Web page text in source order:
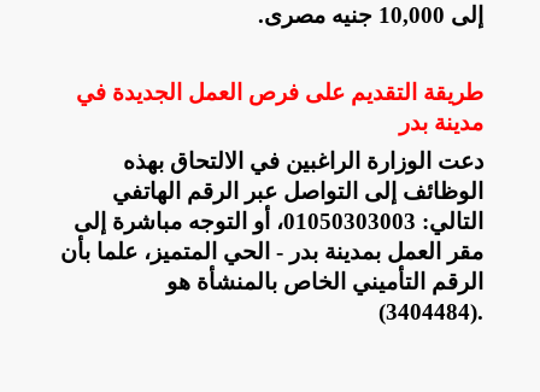
إلى 10,000 جنيه مصرى
.
طريقة التقديم على فرص العمل الجديدة في
مدينة بدر
دعت الوزارة الراغبين في الالتحاق بهذه
الوظائف إلى التواصل عبر الرقم الهاتفي
التالي: 01050303003، أو التوجه مباشرة إلى
مقر العمل بمدينة بدر - الحي المتميز، علما بأن
الرقم التأميني الخاص بالمنشأة هو
(3404484).